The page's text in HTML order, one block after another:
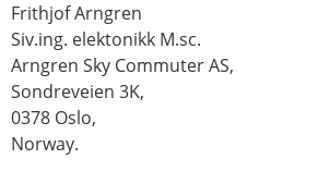
Frithjof Arngren
Siv.ing. elektonikk M.sc.
Arngren Sky Commuter AS,
Sondreveien 3K,
0378 Oslo,
Norway.